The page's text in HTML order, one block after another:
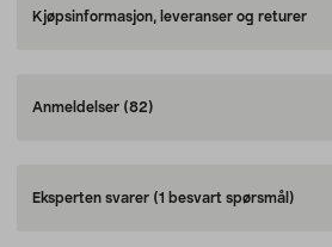
Kjøpsinformasjon, leveranser og returer
Anmeldelser (82)
Eksperten svarer (1 besvart spørsmål)